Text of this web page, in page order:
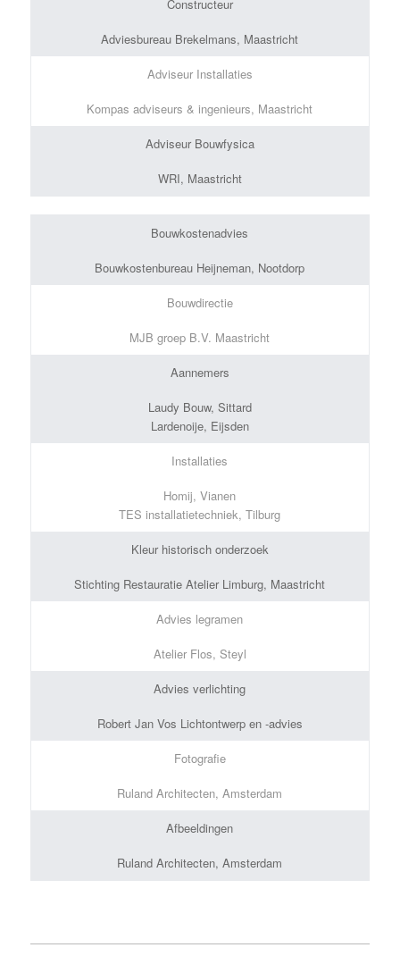
Constructeur
Adviesbureau Brekelmans, Maastricht
Adviseur Installaties
Kompas adviseurs & ingenieurs, Maastricht
Adviseur Bouwfysica
WRI, Maastricht
Bouwkostenadvies
Bouwkostenbureau Heijneman, Nootdorp
Bouwdirectie
MJB groep B.V. Maastricht
Aannemers
Laudy Bouw, Sittard
Lardenoije, Eijsden
Installaties
Homij, Vianen
TES installatietechniek, Tilburg
Kleur historisch onderzoek
Stichting Restauratie Atelier Limburg, Maastricht
Advies legramen
Atelier Flos, Steyl
Advies verlichting
Robert Jan Vos Lichtontwerp en -advies
Fotografie
Ruland Architecten, Amsterdam
Afbeeldingen
Ruland Architecten, Amsterdam